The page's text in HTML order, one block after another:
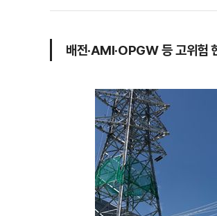
배전·AMI·OPGW 등 고위험